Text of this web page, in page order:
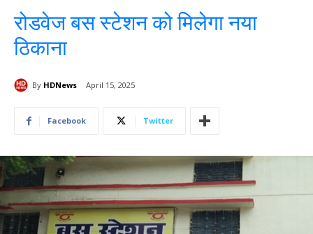
रोडवेज बस स्टेशन को मिलेगा नया
ठिकाना
By HDNews April 15, 2025
Facebook Twitter